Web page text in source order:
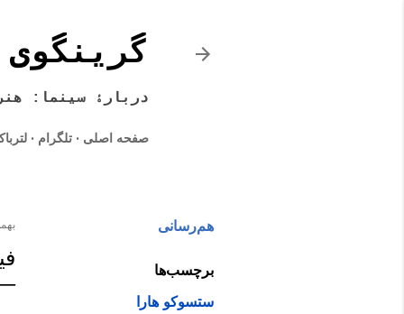
دربارۀ سینما:
صفحه اصلی تلگرام
هم‌رسانی
برچسب‌ها
ستسوکو هارا
بهمن ۰۲,